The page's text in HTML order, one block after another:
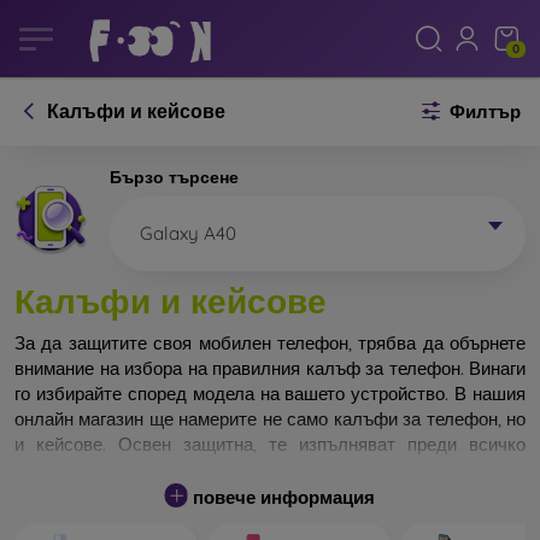
0
Калъфи и кейсове Филтър
Бързо търсене
Galaxy A40
Калъфи и кейсове
За да защитите своя мобилен телефон, трябва да обърнете
внимание на избора на правилния калъф за телефон. Винаги
го избирайте според модела на вашето устройство. В нашия
онлайн магазин ще намерите не само калъфи за телефон, но
и кейсове. Освен защитна, те изпълняват преди всичко
Кейса за телефон може да бъде наречен и заден капак. Той е
повече информация